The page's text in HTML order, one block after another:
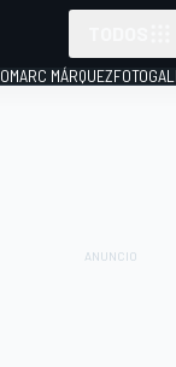
MARC MÁRQUEZ